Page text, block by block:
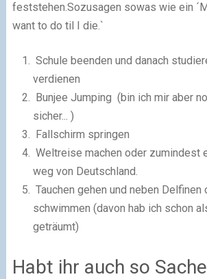
feststehen.Sozusagen sowas wie ein ´
want to do til I die.`
Schule beenden und danach
verdienen
Bunjee Jumping (bin ich mir aber
sicher... )
Fallschirm springen
Weltreise machen oder zumindest
weg von Deutschland.
Tauchen gehen und neben Delfinen
schwimmen (davon hab ich schon
geträumt)
Habt ihr auch so